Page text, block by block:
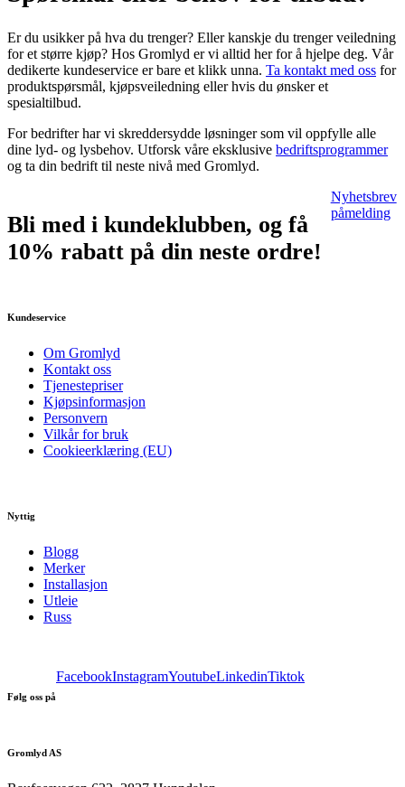
Er du usikker på hva du trenger? Eller kanskje du trenger veiledning
for et større kjøp? Hos Gromlyd er vi alltid her for å hjelpe deg. Vår
dedikerte kundeservice er bare et klikk unna. Ta kontakt med oss for
produktspørsmål, kjøpsveiledning eller hvis du ønsker et
spesialtilbud.
For bedrifter har vi skreddersydde løsninger som vil oppfylle alle
dine lyd- og lysbehov. Utforsk våre eksklusive bedriftsprogrammer
og ta din bedrift til neste nivå med Gromlyd.
Bli med i kundeklubben, og få
10% rabatt på din neste ordre!
Nyhetsbrev
påmelding
Kundeservice
Om Gromlyd
Kontakt oss
Tjenestepriser
Kjøpsinformasjon
Personvern
Vilkår for bruk
Cookieerklæring (EU)
Nyttig
Blogg
Merker
Installasjon
Utleie
Russ
Følg oss på
FacebookInstagramYoutubeLinkedinTiktok
Gromlyd AS